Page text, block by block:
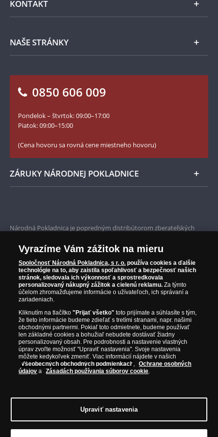
100. výročie vzniku Česko-Slovenska
Ochrana osobných údajov
Numizmatické novinky
KONTAKT
Napíšte nám
NAŠE STRÁNKY
Blog Pokladnica mincí
Facebook Národnej Pokladnice
YouTube Národnej Pokladnice
0850 606 009
Pondelok – štvrtok: 09:00–17:00
Piatok: 09:00–15:00
(Cena hovoru sa rovná cene miestneho hovoru)
ZÁRUKY NÁRODNEJ POKLADNICE
Iba originálne produkty
Národná Pokladnica je popredným distribútorom zberateľských
od roku 2010.
Národná Pokladnica je oficiálnym distribútorom numizmatických
emisií z viac ako 50 krajín, vrátane známych mincovní a emitentov
ako je Britská kráľovská mincovňa, Kráľovská kanadská mincovňa,
Parížska mincovňa, Nórska mincovňa, Fínska mincovňa alebo
Austrálska mincovňa Perth. Spoločnosť svojim zákazníkom a
zberateľom garantuje, že všetky produkty sú v originálnej a v
autentickosti.
Vyrazíme Vám zážitok na mieru
Spoločnosť Národná Pokladnica, s r. o. používa cookies a ďalšie
technológie na to, aby zaistila spoľahlivosť a bezpečnosť našich
stránok, sledovala ich výkonnosť a sprostredkovala
personalizovaný nákupný zážitok a cielenú reklamu. Za týmto
účelom zhromažďujeme informácie o užívateľoch, ich správaní a
zariadeniach.
Kliknutím na tlačítko"Prijať všetko" toto prijímate a súhlasíte s tým,
že tieto informácie budeme zdieľať s tretími stranami, napr. našimi
obchodnými partnermi. Pokiaľ toto odmietnete, budeme používať
len základné cookies a bohužiaľ nebudete dostávať žiadny
personalizovaný obsah. Pre podrobnosti a nastavenie vlastných
úprav zvoľte možnosť "Upraviť nastavenia". Svoje nastavenia
môžete kedykoľvek zmeniť. Viac informácií nájdete v našich
Všeobecných obchodných podmienkach ,
Ochrane osobných
údajov a Zásadách používania súborov cookie.
Upraviť nastavenia